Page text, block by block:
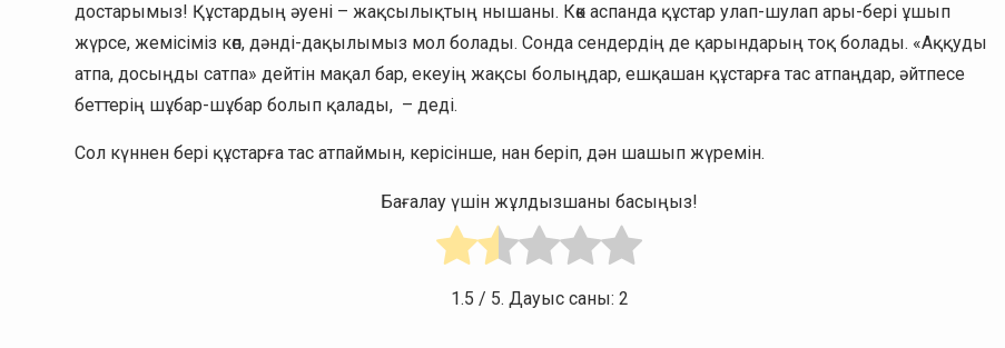
достарымыз! Құстардың әуені – жақсылықтың нышаны. Көк аспанда құстар улап-шулап ары-бері ұшып
жүрсе, жемісіміз көп, дәнді-дақылымыз мол болады. Сонда сендердің де қарындарың тоқ болады. «Аққуды
атпа, досыңды сатпа» дейтін мақал бар, екеуің жақсы болыңдар, ешқашан құстарға тас атпаңдар, әйтпесе
беттерің шұбар-шұбар болып қалады, – деді.
Сол күннен бері құстарға тас атпаймын, керісінше, нан беріп, дән шашып жүремін.
Бағалау үшін жұлдызшаны басыңыз!
1.5 / 5. Дауыс саны: 2